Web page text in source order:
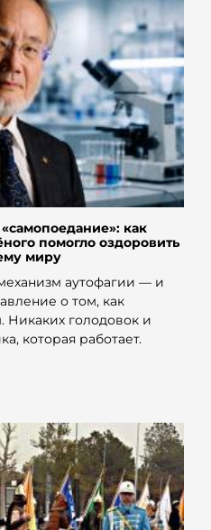
как
помогло оздоровить
миру
аутофагии — и
о том, как
Никаких голодовок и
которая работает.